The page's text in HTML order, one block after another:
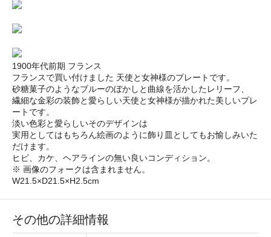
1900年代前期 フランス
フランスで買い付けました 天使と女神様のプレートです。
砂糖菓子のようなブルーのぼかしと曲線を活かしたレリーフ、
繊細な金彩の装飾と愛らしい天使と女神様が描かれた美しいプレ
ートです。
淡い色彩と愛らしいそのデザインは
実用としてはもちろん絵画のように飾り皿としてもお愉しみいた
だけます。
ヒビ、カケ、ヘアラインの無い良いコンディション。
※ 画像のフォークは含まれません。
W21.5×D21.5×H2.5cm
その他の詳細情報